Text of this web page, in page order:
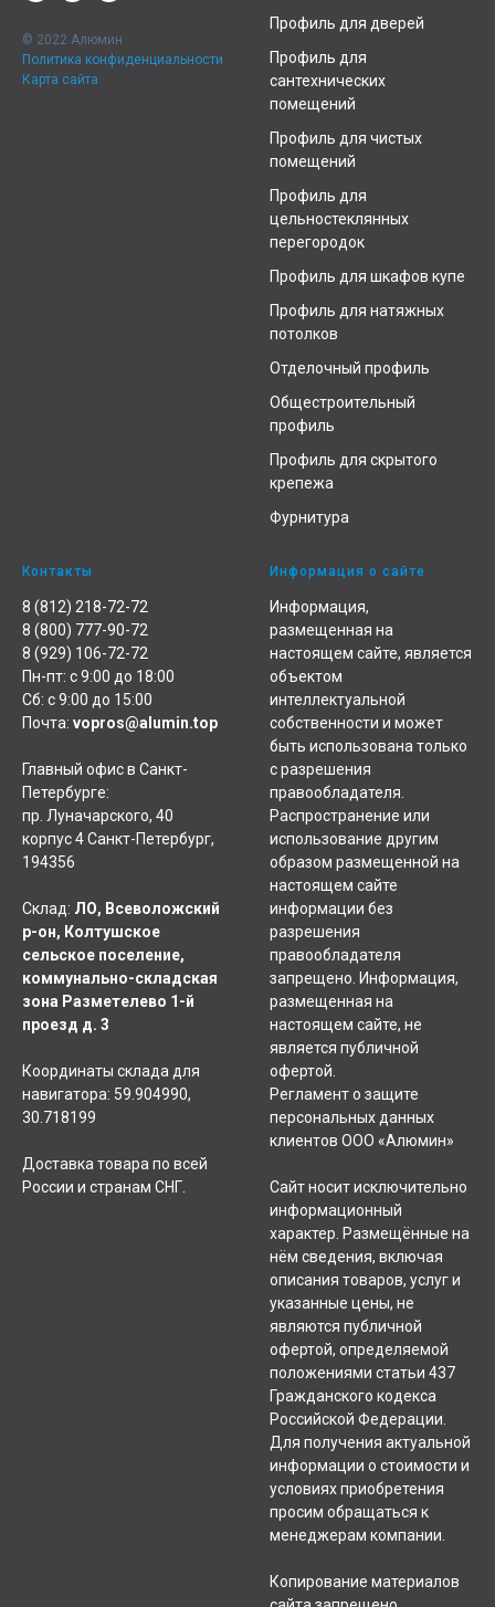
© 2022 Алюмин
Политика конфиденциальности
Карта сайта
Профиль для дверей
Профиль для
сантехнических
помещений
Профиль для чистых
помещений
Профиль для
цельностеклянных
перегородок
Профиль для шкафов купе
Профиль для натяжных
потолков
Отделочный профиль
Общестроительный
профиль
Профиль для скрытого
крепежа
Фурнитура
Контакты
8 (812) 218-72-72
8 (800) 777-90-72
8 (929) 106-72-72
Пн-пт: с 9:00 до 18:00
Сб: с 9:00 до 15:00
Почта: vopros@alumin.top
Главный офис в Санкт-
Петербурге:
пр. Луначарского, 40
корпус 4 Санкт-Петербург,
194356
Склад: ЛО, Всеволожский
р-он, Колтушское
сельское поселение,
коммунально-складская
зона Разметелево 1-й
проезд д. 3
Координаты склада для
навигатора: 59.904990,
30.718199
Доставка товара по всей
России и странам СНГ.
Информация о сайте
Информация,
размещенная на
настоящем сайте, является
объектом
интеллектуальной
собственности и может
быть использована только
с разрешения
правообладателя.
Распространение или
использование другим
образом размещенной на
настоящем сайте
информации без
разрешения
правообладателя
запрещено. Информация,
размещенная на
настоящем сайте, не
является публичной
офертой.
Регламент о защите
персональных данных
клиентов ООО «Алюмин»
Сайт носит исключительно
информационный
характер. Размещённые на
нём сведения, включая
описания товаров, услуг и
указанные цены, не
являются публичной
офертой, определяемой
положениями статьи 437
Гражданского кодекса
Российской Федерации.
Для получения актуальной
информации о стоимости и
условиях приобретения
просим обращаться к
менеджерам компании.
Копирование материалов